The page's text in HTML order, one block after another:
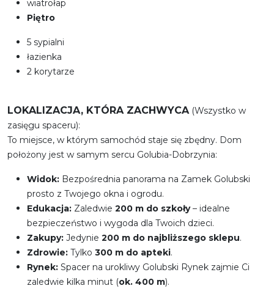
wiatrołap
Piętro
5 sypialni
łazienka
2 korytarze
LOKALIZACJA, KTÓRA ZACHWYCA(Wszystko w
zasięgu spaceru):
To miejsce, w którym samochód staje się zbędny. Dom
położony jest w samym sercu Golubia-Dobrzynia:
Widok: Bezpośrednia panorama na Zamek Golubski
prosto z Twojego okna i ogrodu.
Edukacja: Zaledwie 200 m do szkoły– idealne
bezpieczeństwo i wygoda dla Twoich dzieci.
Zakupy: Jedynie 200 m do najbliższego sklepu.
Zdrowie: Tylko 300 m do apteki.
Rynek: Spacer na urokliwy Golubski Rynek zajmie Ci
zaledwie kilka minut (ok. 400 m).